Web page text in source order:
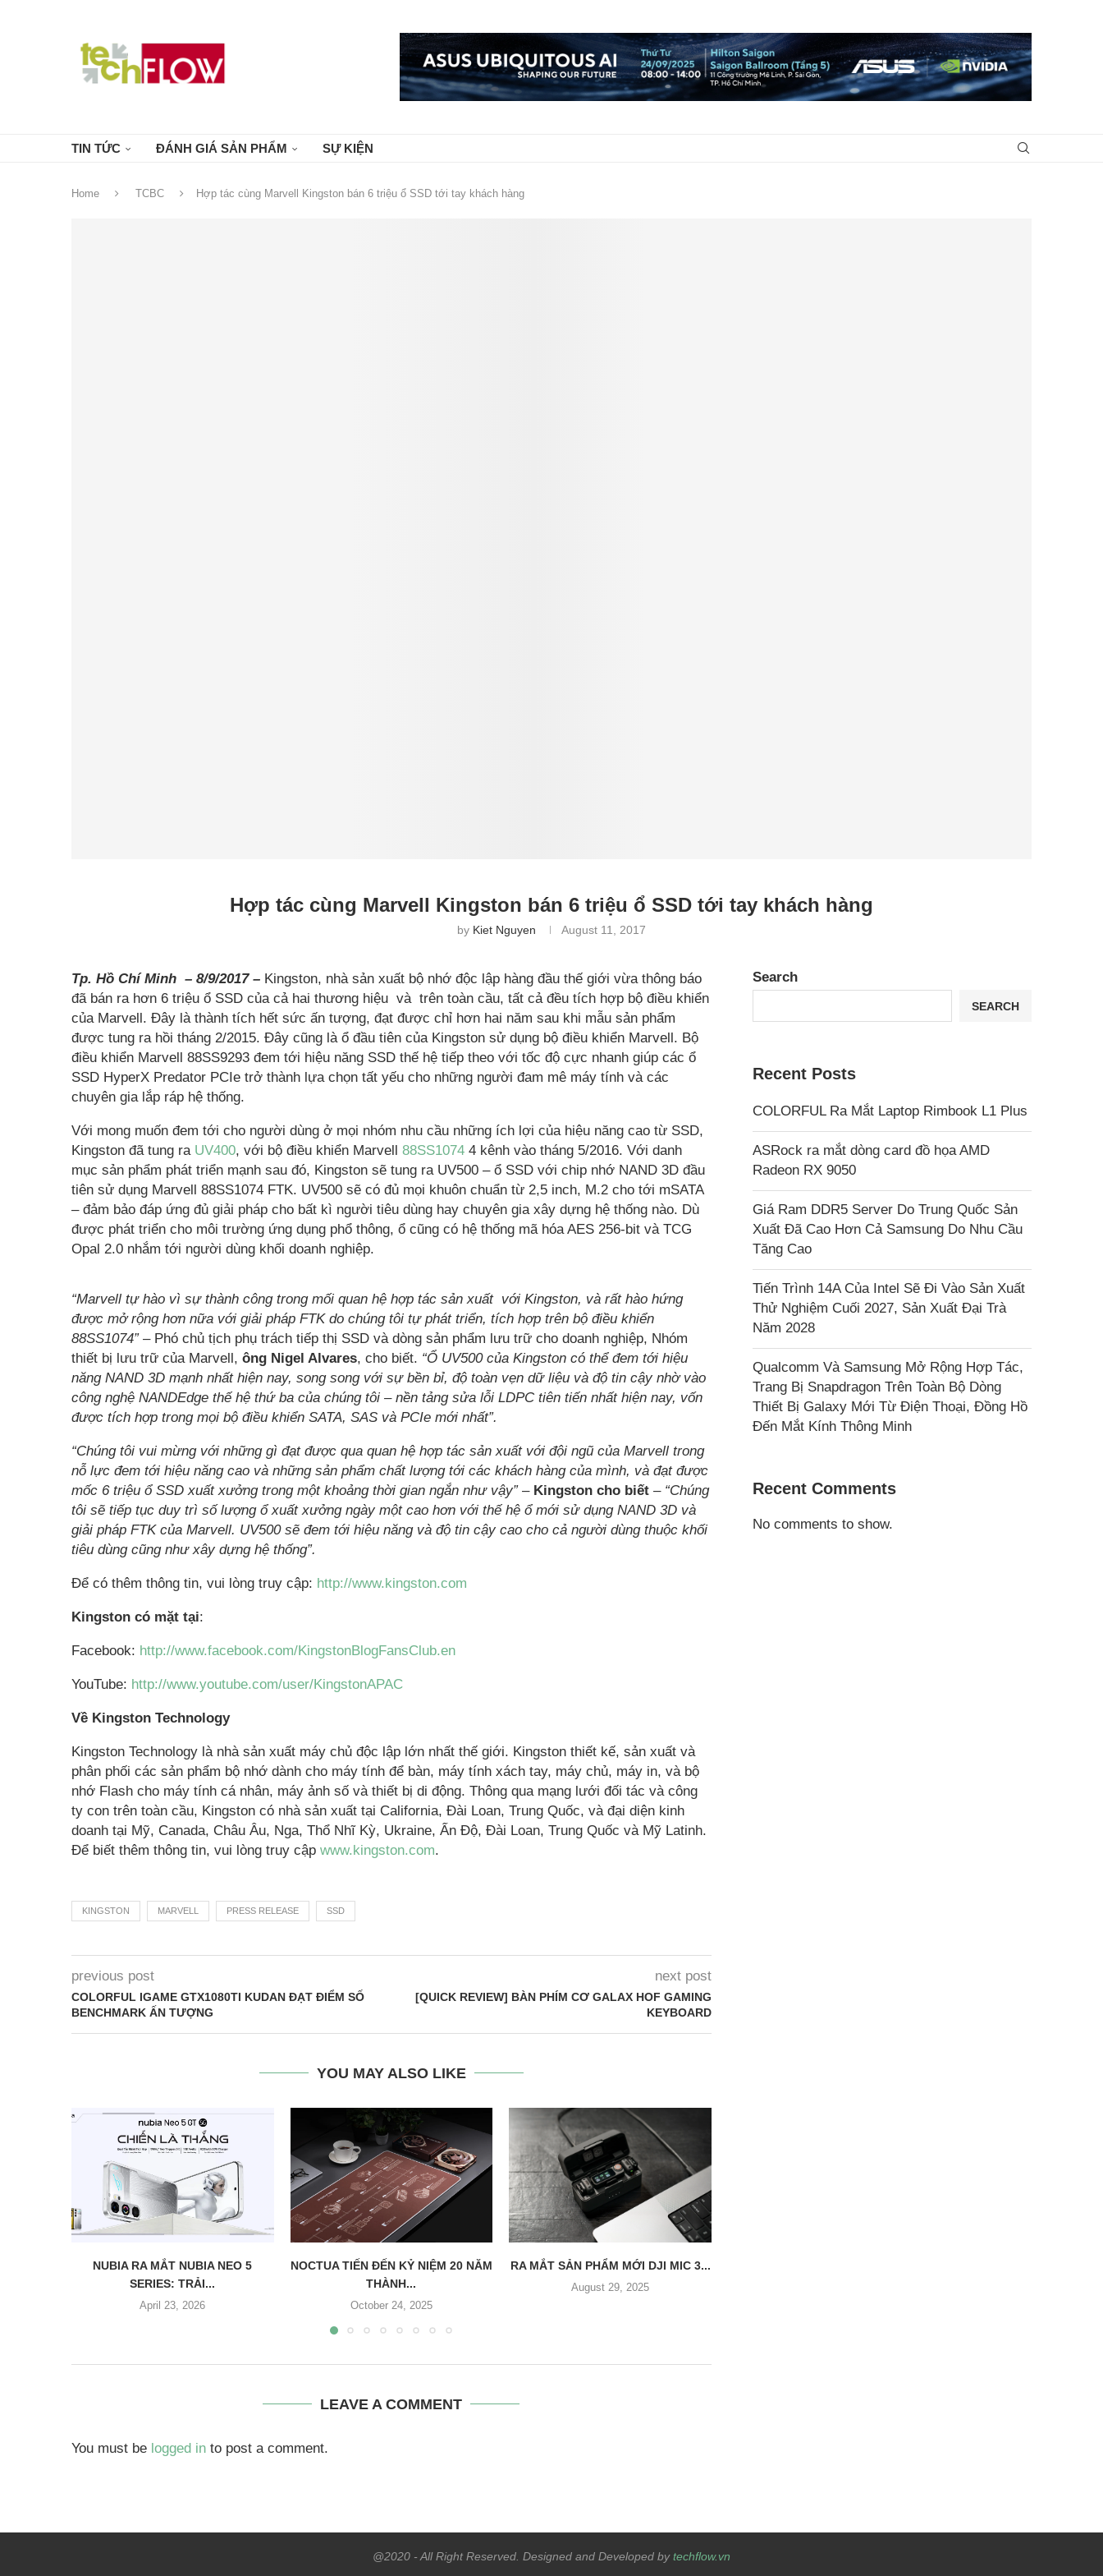
TIN TỨC ĐÁNH GIÁ SẢN PHẨM SỰ KIỆN
Home TCBC Hợp tác cùng Marvell Kingston bán 6 triệu ổ SSD tới tay khách hàng
Hợp tác cùng Marvell Kingston bán 6 triệu ổ SSD tới tay khách hàng
by Kiet Nguyen August 11, 2017
Tp. Hồ Chí Minh – 8/9/2017 – Kingston, nhà sản xuất bộ nhớ độc lập hàng đầu thế giới vừa thông báo
đã bán ra hơn 6 triệu ổ SSD của cả hai thương hiệu và trên toàn cầu, tất cả đều tích hợp bộ điều khiển
của Marvell. Đây là thành tích hết sức ấn tượng, đạt được chỉ hơn hai năm sau khi mẫu sản phẩm
được tung ra hồi tháng 2/2015. Đây cũng là ổ đầu tiên của Kingston sử dụng bộ điều khiển Marvell. Bộ
điều khiển Marvell 88SS9293 đem tới hiệu năng SSD thế hệ tiếp theo với tốc độ cực nhanh giúp các ổ
SSD HyperX Predator PCIe trở thành lựa chọn tất yếu cho những người đam mê máy tính và các
chuyên gia lắp ráp hệ thống.
Với mong muốn đem tới cho người dùng ở mọi nhóm nhu cầu những ích lợi của hiệu năng cao từ SSD,
Kingston đã tung ra UV400, với bộ điều khiển Marvell 88SS1074 4 kênh vào tháng 5/2016. Với danh
mục sản phẩm phát triển mạnh sau đó, Kingston sẽ tung ra UV500 – ổ SSD với chip nhớ NAND 3D đầu
tiên sử dụng Marvell 88SS1074 FTK. UV500 sẽ có đủ mọi khuôn chuẩn từ 2,5 inch, M.2 cho tới mSATA
– đảm bảo đáp ứng đủ giải pháp cho bất kì người tiêu dùng hay chuyên gia xây dựng hệ thống nào. Dù
được phát triển cho môi trường ứng dụng phổ thông, ổ cũng có hệ thống mã hóa AES 256-bit và TCG
Opal 2.0 nhắm tới người dùng khối doanh nghiệp.
“Marvell tự hào vì sự thành công trong mối quan hệ hợp tác sản xuất với Kingston, và rất hào hứng
được mở rộng hơn nữa với giải pháp FTK do chúng tôi tự phát triển, tích hợp trên bộ điều khiển
88SS1074”– Phó chủ tịch phụ trách tiếp thị SSD và dòng sản phẩm lưu trữ cho doanh nghiệp, Nhóm
thiết bị lưu trữ của Marvell, ông Nigel Alvares, cho biết. “Ổ UV500 của Kingston có thể đem tới hiệu
năng NAND 3D mạnh nhất hiện nay, song song với sự bền bỉ, độ toàn vẹn dữ liệu và độ tin cậy nhờ vào
công nghệ NANDEdge thế hệ thứ ba của chúng tôi – nền tảng sửa lỗi LDPC tiên tiến nhất hiện nay, vốn
được tích hợp trong mọi bộ điều khiển SATA, SAS và PCIe mới nhất”.
“Chúng tôi vui mừng với những gì đạt được qua quan hệ hợp tác sản xuất với đội ngũ của Marvell trong
nỗ lực đem tới hiệu năng cao và những sản phẩm chất lượng tới các khách hàng của mình, và đạt được
mốc 6 triệu ổ SSD xuất xưởng trong một khoảng thời gian ngắn như vậy”– Kingston cho biết – “Chúng
tôi sẽ tiếp tục duy trì số lượng ổ xuất xưởng ngày một cao hơn với thế hệ ổ mới sử dụng NAND 3D và
giải pháp FTK của Marvell. UV500 sẽ đem tới hiệu năng và độ tin cậy cao cho cả người dùng thuộc khối
tiêu dùng cũng như xây dựng hệ thống”.
Để có thêm thông tin, vui lòng truy cập: http://www.kingston.com
Kingston có mặt tại:
Facebook: http://www.facebook.com/KingstonBlogFansClub.en
YouTube: http://www.youtube.com/user/KingstonAPAC
Về Kingston Technology
Kingston Technology là nhà sản xuất máy chủ độc lập lớn nhất thế giới. Kingston thiết kế, sản xuất và
phân phối các sản phẩm bộ nhớ dành cho máy tính để bàn, máy tính xách tay, máy chủ, máy in, và bộ
nhớ Flash cho máy tính cá nhân, máy ảnh số và thiết bị di động. Thông qua mạng lưới đối tác và công
ty con trên toàn cầu, Kingston có nhà sản xuất tại California, Đài Loan, Trung Quốc, và đại diện kinh
doanh tại Mỹ, Canada, Châu Âu, Nga, Thổ Nhĩ Kỳ, Ukraine, Ấn Độ, Đài Loan, Trung Quốc và Mỹ Latinh.
Để biết thêm thông tin, vui lòng truy cập www.kingston.com.
KINGSTON MARVELL PRESS RELEASE SSD
previous post
COLORFUL IGAME GTX1080TI KUDAN ĐẠT ĐIỂM SỐ
BENCHMARK ẤN TƯỢNG
next post
[QUICK REVIEW] BÀN PHÍM CƠ GALAX HOF GAMING
KEYBOARD
YOU MAY ALSO LIKE
NUBIA RA MẮT NUBIA NEO 5
SERIES: TRẢI...
April 23, 2026
NOCTUA TIẾN ĐẾN KỶ NIỆM 20 NĂM
THÀNH...
October 24, 2025
RA MẮT SẢN PHẨM MỚI DJI MIC 3...
August 29, 2025
LEAVE A COMMENT
You must be logged in to post a comment.
Search
SEARCH
Recent Posts
COLORFUL Ra Mắt Laptop Rimbook L1 Plus
ASRock ra mắt dòng card đồ họa AMD
Radeon RX 9050
Giá Ram DDR5 Server Do Trung Quốc Sản
Xuất Đã Cao Hơn Cả Samsung Do Nhu Cầu
Tăng Cao
Tiến Trình 14A Của Intel Sẽ Đi Vào Sản Xuất
Thử Nghiệm Cuối 2027, Sản Xuất Đại Trà
Năm 2028
Qualcomm Và Samsung Mở Rộng Hợp Tác,
Trang Bị Snapdragon Trên Toàn Bộ Dòng
Thiết Bị Galaxy Mới Từ Điện Thoại, Đồng Hồ
Đến Mắt Kính Thông Minh
Recent Comments
No comments to show.
@2020 - All Right Reserved. Designed and Developed bytechflow.vn